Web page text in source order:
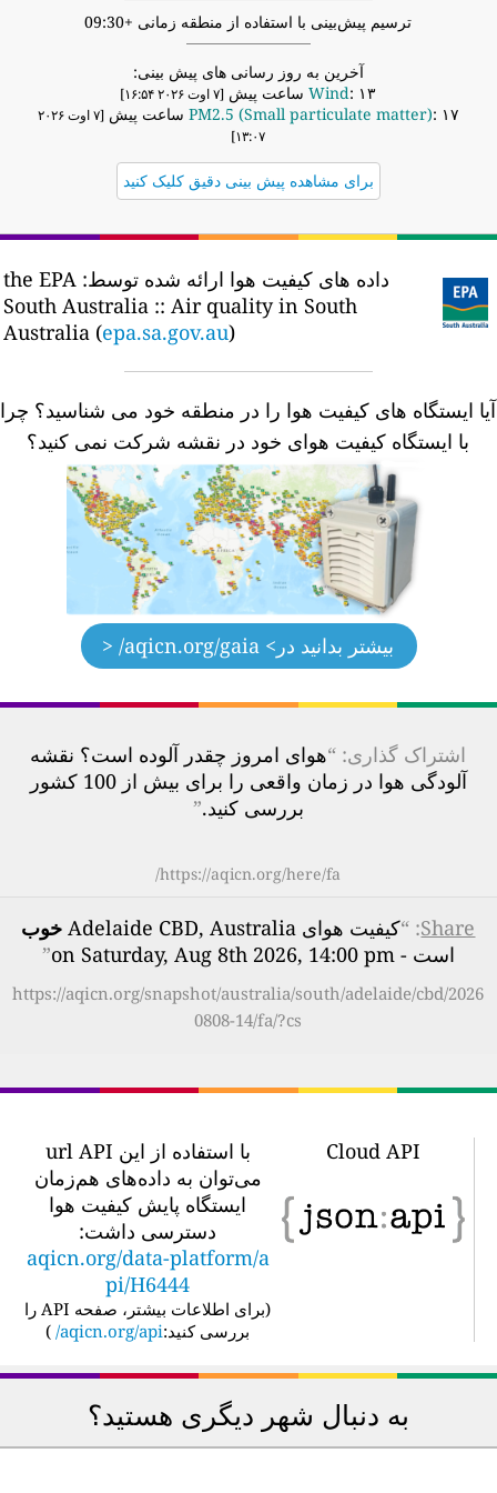
ترسیم پیش‌بینی با استفاده از منطقه زمانی +09:30
آخرین به روز رسانی های پیش بینی:
Wind : ۱۳ ساعت پیش [۷ اوت ۲۰۲۶ ۱۶:۵۴]
PM2.5 (Small particulate matter) : ۱۷ ساعت پیش
[۷ اوت ۲۰۲۶
۱۳:۰۷]
برای مشاهده پیش بینی دقیق کلیک کنید
داده های کیفیت هوا ارائه شده توسط: the EPA
South Australia :: Air quality in South
Australia (epa.sa.gov.au)
ایستگاه های کیفیت هوا را در منطقه خود می شناسید؟ چرا
با ایستگاه کیفیت هوای خود در نقشه شرکت نمی کنید؟
بیشتر بدانید در> aqicn.org/gaia/ <
اشتراک گذاری: “هوای امروز چقدر آلوده است؟ نقشه
آلودگی هوا در زمان واقعی را برای بیش از 100 کشور
بررسی کنید.”
https://aqicn.org/here/fa/
Share
: “کیفیت هوای Adelaide CBD, Australia
خوب
است - on Saturday, Aug 8th 2026, 14:00 pm
”
https://aqicn.org/snapshot/australia/south/adelaide/cbd/2026
0808-14/fa/?cs
Cloud API
با استفاده از این url API
می‌توان به داده‌های هم‌زمان
ایستگاه پایش کیفیت هوا
دسترسی داشت:
aqicn.org/data-platform/a
pi/H6444
برای اطلاعات بیشتر، صفحه API را
بررسی کنید:aqicn.org/api/
)
به دنبال شهر دیگری هستید؟